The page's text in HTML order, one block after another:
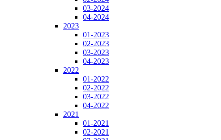
03-2024
04-2024
2023
01-2023
02-2023
03-2023
04-2023
2022
01-2022
02-2022
03-2022
04-2022
2021
01-2021
02-2021